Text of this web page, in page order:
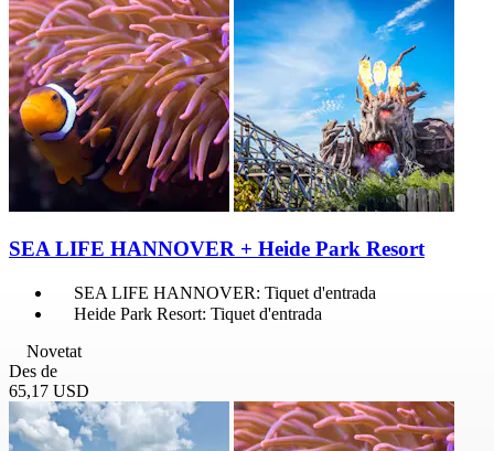
SEA LIFE HANNOVER + Heide Park Resort
SEA LIFE HANNOVER: Tiquet d'entrada
Heide Park Resort: Tiquet d'entrada
Novetat
Des de
65,17 USD